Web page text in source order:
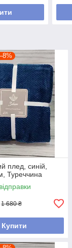
плед, синій,
Туреччина
1 680 ₴
Купити